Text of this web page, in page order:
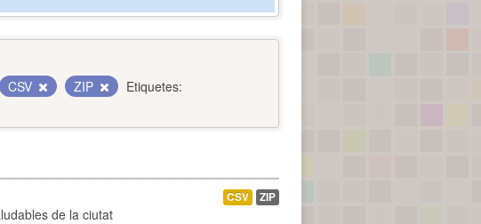
CSV ZIP
Etiquetes:
de la ciutat
CSV ZIP